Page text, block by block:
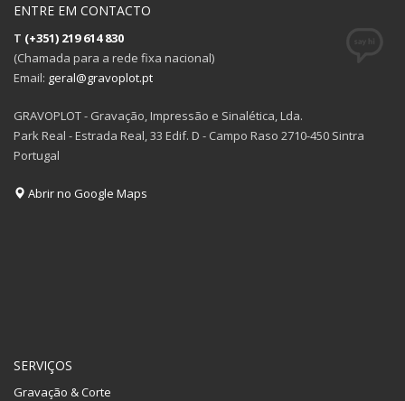
ENTRE EM CONTACTO
T (+351) 219 614 830
(Chamada para a rede fixa nacional)
Email: geral@gravoplot.pt
GRAVOPLOT - Gravação, Impressão e Sinalética, Lda.
Park Real - Estrada Real, 33 Edif. D - Campo Raso 2710-450 Sintra
Portugal
Abrir no Google Maps
SERVIÇOS
Gravação & Corte